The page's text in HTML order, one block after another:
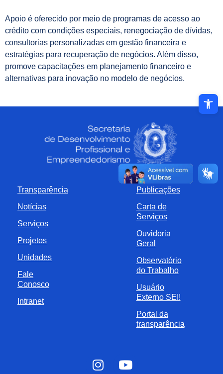
Abrir a
Apoio é oferecido por meio de programas de acesso ao
crédito com condições especiais, renegociação de dívidas,
consultorias personalizadas em gestão financeira e
estratégias para recuperação de negócios. Além disso,
promove capacitações em planejamento financeiro e
alternativas para inovação no modelo de negócios.
Transparência
Notícias
Serviços
Projetos
Unidades
Fale
Conosco
Intranet
Publicações
Carta de
Serviços
Ouvidoria
Geral
Observatório
do Trabalho
Usuário
Externo SEI!
Portal da
transparência